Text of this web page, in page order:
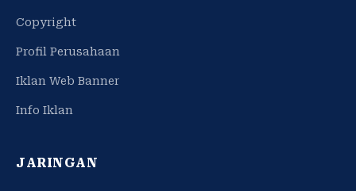
Copyright
Profil Perusahaan
Iklan Web Banner
Info Iklan
JARINGAN